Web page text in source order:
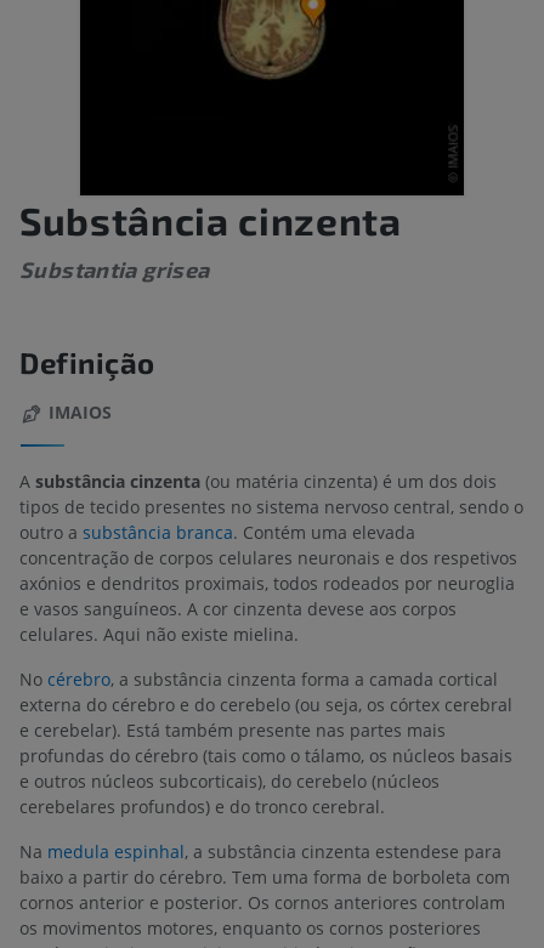
Substância cinzenta
Substantia grisea
Definição
IMAIOS
A substância cinzenta (ou matéria cinzenta) é um dos dois
tipos de tecido presentes no sistema nervoso central, sendo o
outro a substância branca. Contém uma elevada
concentração de corpos celulares neuronais e dos respetivos
axónios e dendritos proximais, todos rodeados por neuroglia
e vasos sanguíneos. A cor cinzenta devese aos corpos
celulares. Aqui não existe mielina.
No cérebro, a substância cinzenta forma a camada cortical
externa do cérebro e do cerebelo (ou seja, os córtex cerebral
e cerebelar). Está também presente nas partes mais
profundas do cérebro (tais como o tálamo, os núcleos basais
e outros núcleos subcorticais), do cerebelo (núcleos
cerebelares profundos) e do tronco cerebral.
Na medula espinhal, a substância cinzenta estendese para
baixo a partir do cérebro. Tem uma forma de borboleta com
cornos anterior e posterior. Os cornos anteriores controlam
os movimentos motores, enquanto os cornos posteriores